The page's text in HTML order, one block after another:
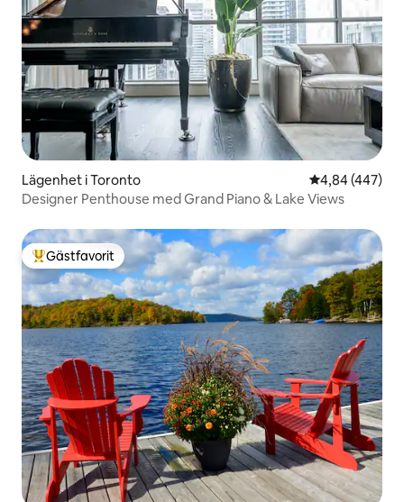
Lägenhet i Toronto 4,84 av 5 i
4,84 (447)
Designer Penthouse med Grand Piano & Lake Views
Populär gästfavorit
Gästfavorit